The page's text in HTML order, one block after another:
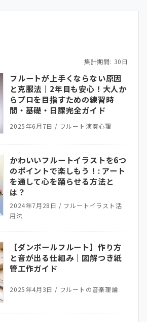
集計期間: 30日
フルートが上手くならない原因
と克服法｜2年目も安心！大人か
らプロを目指すための練習時
間・基礎・日課完全ガイド
2025年6月7日 / フルート演奏心理
かわいいフルートイラストを6つ
のポイントで楽しもう！: アート
を通して心を踊らせる方法と
は？
2024年7月28日 / フルートイラスト活
用法
【ダンボールフルート】作り方
と音が出る仕組み｜図解つき紙
管工作ガイド
2025年4月3日 / フルートの音楽理論